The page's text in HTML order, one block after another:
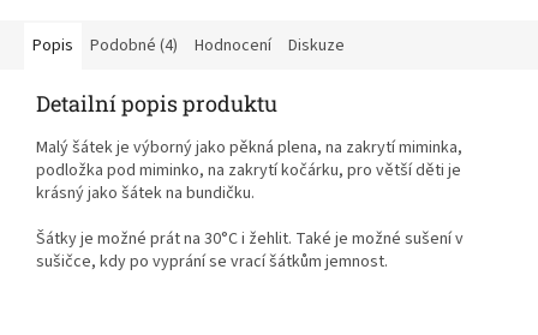
Popis Podobné (4) Hodnocení Diskuze
Detailní popis produktu
Malý šátek je výborný jako pěkná plena, na zakrytí miminka,
podložka pod miminko, na zakrytí kočárku, pro větší děti je
krásný jako šátek na bundičku.
Šátky je možné prát na 30°C i žehlit. Také je možné sušení v
sušičce, kdy po vyprání se vrací šátkům jemnost.